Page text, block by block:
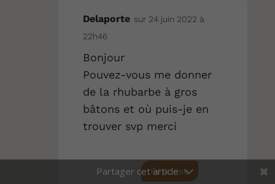
Delaporte sur 24 juin 2022 à
22h46
Bonjour
Pouvez-vous me donner
de la rhubarbe à gros
bâtons et où puis-je en
trouver svp merci
Réponse